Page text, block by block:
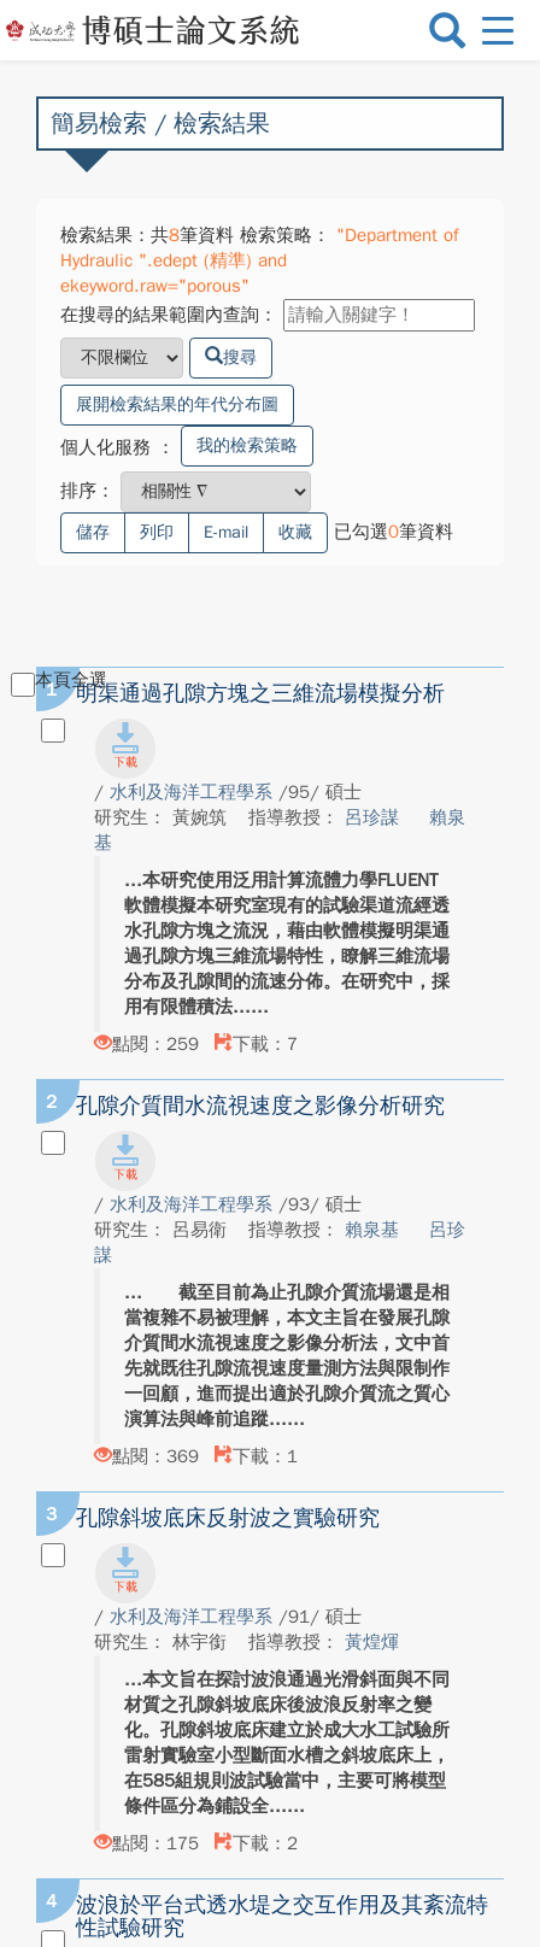
選
換
簡易檢索 / 檢索結果
檢索結果：共8筆資料 檢索策略：
"Department of
Hydraulic ".edept (精準) and
ekeyword.raw="porous"
在搜尋的結果範圍內查詢：
搜尋
展開檢索結果的年代分布圖
個人化服務 ： 我的檢索策略
排序：
儲存 列印 E-mail 收藏 已勾選0筆資料
本頁全選
1 明渠通過孔隙方塊之三維流場模擬分析
/ 水利及海洋工程學系 /95/ 碩士
研究生： 黃婉筑
指導教授： 呂珍謀
賴泉
基
本研究使用泛用計算流體力學FLUENT
軟體模擬本研究室現有的試驗渠道流經透
水孔隙方塊之流況，藉由軟體模擬明渠通
過孔隙方塊三維流場特性，瞭解三維流場
分布及孔隙間的流速分佈。在研究中，採
用有限體積法...
點閱：259
下載：7
2 孔隙介質間水流視速度之影像分析研究
/ 水利及海洋工程學系 /93/ 碩士
研究生： 呂易衛
指導教授： 賴泉基
呂珍
謀
截至目前為止孔隙介質流場還是相
當複雜不易被理解，本文主旨在發展孔隙
介質間水流視速度之影像分析法，文中首
先就既往孔隙流視速度量測方法與限制作
一回顧，進而提出適於孔隙介質流之質心
演算法與峰前追蹤...
點閱：369
下載：1
3 孔隙斜坡底床反射波之實驗研究
/ 水利及海洋工程學系 /91/ 碩士
研究生： 林宇銜
指導教授： 黃煌煇
本文旨在探討波浪通過光滑斜面與不同
材質之孔隙斜坡底床後波浪反射率之變
化。孔隙斜坡底床建立於成大水工試驗所
雷射實驗室小型斷面水槽之斜坡底床上，
在585組規則波試驗當中，主要可將模型
條件區分為鋪設全...
點閱：175
下載：2
4
波浪於平台式透水堤之交互作用及其紊流特
性試驗研究